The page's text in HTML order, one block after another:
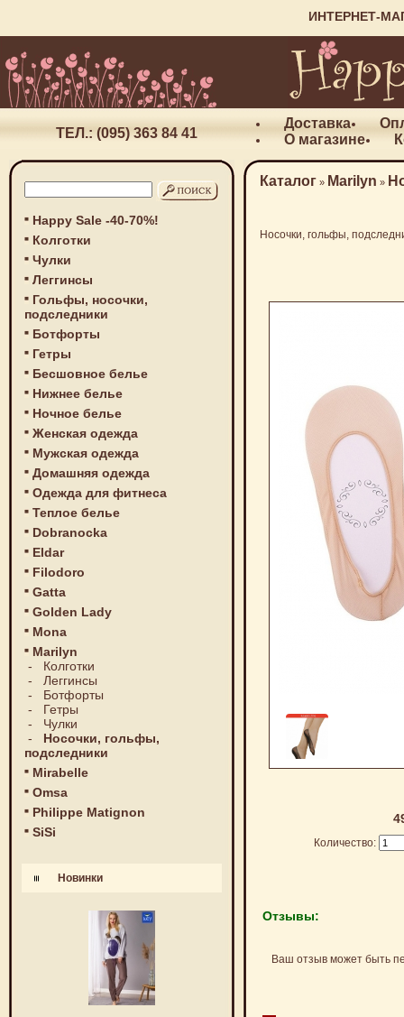
ИНТЕРНЕТ-
ТЕЛ.: (095) 363 84 41
Доставка
О магазине
Happy Sale -40-70%!
Колготки
Чулки
Леггинсы
Гольфы, носочки,
подследники
Ботфорты
Гетры
Бесшовное белье
Нижнее белье
Ночное белье
Женская одежда
Мужская одежда
Домашняя одежда
Одежда для фитнеса
Теплое белье
Dobranocka
Eldar
Filodoro
Gatta
Golden Lady
Mona
Marilyn
- Колготки
- Леггинсы
- Ботфорты
- Гетры
- Чулки
- Носочки, гольфы,
подследники
Mirabelle
Omsa
Philippe Matignon
SiSi
Новинки
Каталог » Marilyn »
Носочки, гольфы,
Количество:
Отзывы:
Ваш отзыв может быть